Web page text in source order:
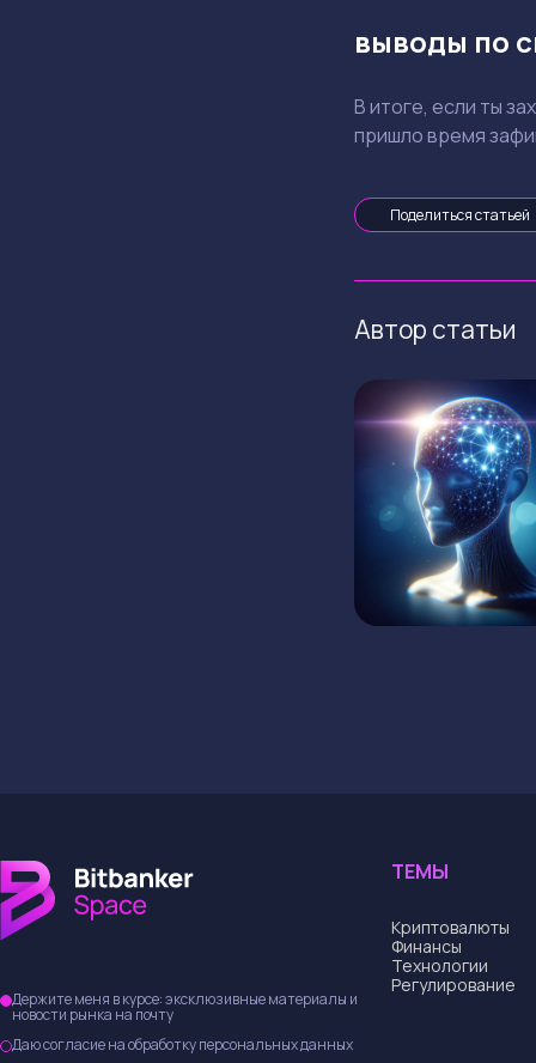
выводы по
В итоге, если ты
пришло время
Поделиться статьей
Автор статьи
Держите меня в курсе: эксклюзивные материалы и
новости рынка на почту
Даю согласие на обработку персональных данных
ТЕМЫ
Криптовалюты
Финансы
Технологии
Регулирование